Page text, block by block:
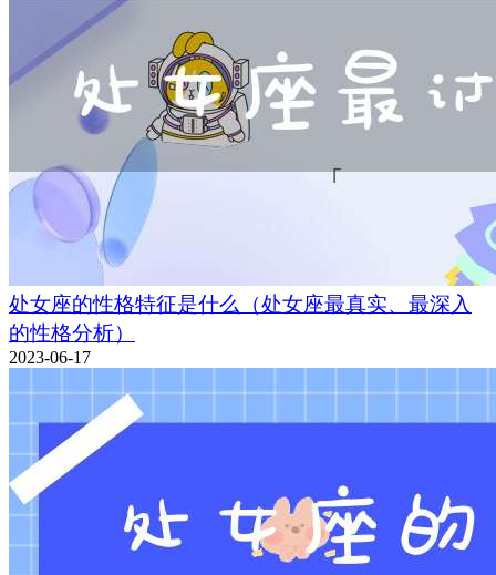
处女座的性格特征是什么（处女座最真实、最深入
的性格分析）
2023-06-17